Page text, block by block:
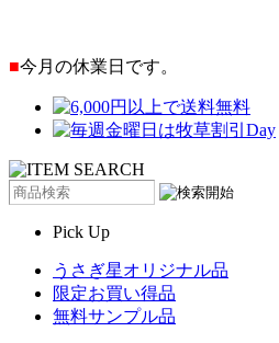
■今月の休業日です。
Pick Up
うさぎ星オリジナル品
限定お買い得品
無料サンプル品